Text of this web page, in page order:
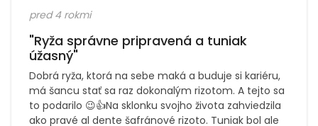
pred 4 rokmi
"Ryža správne pripravená a tuniak
úžasný"
Dobrá ryža, ktorá na sebe maká a buduje si kariéru,
má šancu stať sa raz dokonalým rizotom. A tejto sa
to podarilo 😉👍Na sklonku svojho života zahviedzila
ako pravé al dente šafránové rizoto. Tuniak bol ale